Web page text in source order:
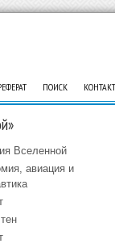
ПОИСК
Вселенной
авиация и